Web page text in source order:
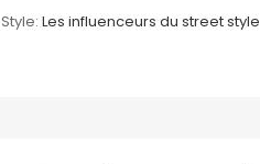
Style: Les influenceurs du street style